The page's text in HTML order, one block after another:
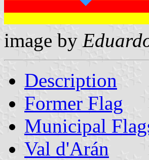
image by
Description
Former Flag
Municipal
Val d'Arán